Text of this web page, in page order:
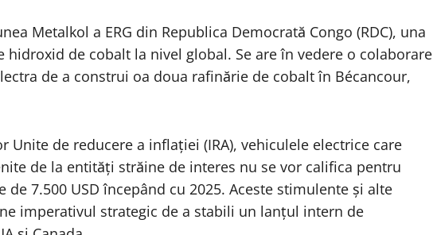
Metalkol a ERG din Republica Democrată Congo (RDC), una
de cobalt la nivel global. Se are în vedere o colaborare
de a construi oa doua rafinărie de cobalt în Bécancour,
Unite de reducere a inflației (IRA), vehiculele electrice care
de la entități străine de interes nu se vor califica pentru
7.500 USD începând cu 2025. Aceste stimulente și alte
imperativul strategic de a stabili un lanțul intern de